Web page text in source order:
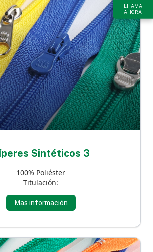
Sintéticos 3
100% Poliéster
Titulación:
Mas información
LHAMA
AHORA